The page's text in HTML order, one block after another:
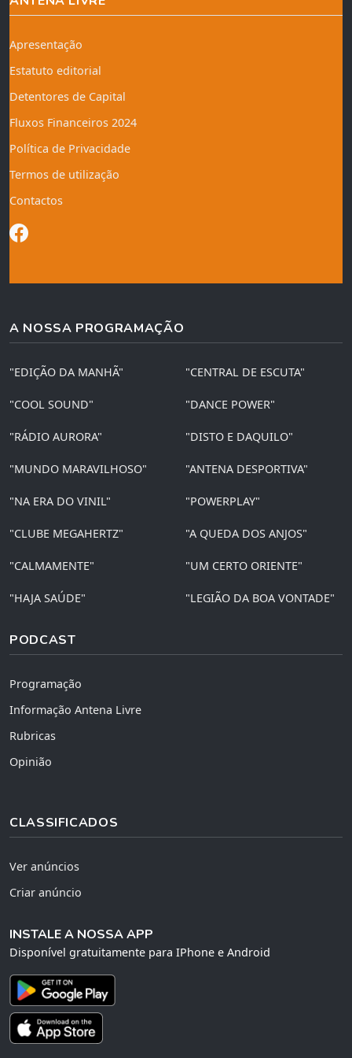
Apresentação
Estatuto editorial
Detentores de Capital
Fluxos Financeiros 2024
Política de Privacidade
Termos de utilização
Contactos
A NOSSA PROGRAMAÇÃO
"EDIÇÃO DA MANHÃ" "CENTRAL DE ESCUTA"
"COOL SOUND" "DANCE POWER"
"RÁDIO AURORA" "DISTO E DAQUILO"
"MUNDO MARAVILHOSO" "ANTENA DESPORTIVA"
"NA ERA DO VINIL" "POWERPLAY"
"CLUBE MEGAHERTZ" "A QUEDA DOS ANJOS"
"CALMAMENTE" "UM CERTO ORIENTE"
"HAJA SAÚDE" "LEGIÃO DA BOA VONTADE"
PODCAST
Programação
Informação Antena Livre
Rubricas
Opinião
CLASSIFICADOS
Ver anúncios
Criar anúncio
INSTALE A NOSSA APP
Disponível gratuitamente para IPhone e Android